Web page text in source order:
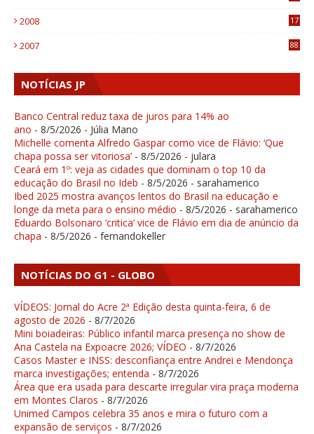
2008
17
2007 88
NOTÍCIAS JP
Banco Central reduz taxa de juros para 14% ao
ano - 8/5/2026 - Júlia Mano
Michelle comenta Alfredo Gaspar como vice de Flávio: ‘Que
chapa possa ser vitoriosa’ - 8/5/2026 - julara
Ceará em 1º: veja as cidades que dominam o top 10 da
educação do Brasil no Ideb - 8/5/2026 - sarahamerico
Ibed 2025 mostra avanços lentos do Brasil na educação e
longe da meta para o ensino médio - 8/5/2026 - sarahamerico
Eduardo Bolsonaro ‘critica’ vice de Flávio em dia de anúncio da
chapa - 8/5/2026 - fernandokeller
NOTÍCIAS DO G1 - GLOBO
VÍDEOS: Jornal do Acre 2ª Edição desta quinta-feira, 6 de
agosto de 2026 - 8/7/2026
Mini boiadeiras: Público infantil marca presença no show de
Ana Castela na Expoacre 2026; VÍDEO - 8/7/2026
Casos Master e INSS: desconfiança entre Andrei e Mendonça
marca investigações; entenda - 8/7/2026
Área que era usada para descarte irregular vira praça moderna
em Montes Claros - 8/7/2026
Unimed Campos celebra 35 anos e mira o futuro com a
expansão de serviços - 8/7/2026